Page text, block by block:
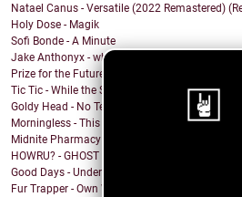
Natael Canus - Versatile (2022 Remastered)
Holy Dose - Magik
Sofi Bonde - A Minute
Jake Anthonyx - what happened to yesterday?
Prize for the Future - Farewell
Tic Tic - While the Shadows Grow
Goldy Head - No Tengo Problema (Contigo)
Morningless - This Party
Midnite Pharmacy - Becoming
HOWRU? - GHOST
Good Days - Undertow
Fur Trapper - Own Worst Enemy